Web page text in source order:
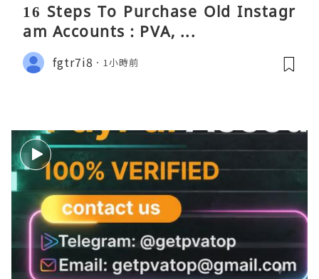
16 Steps To Purchase Old Instagr
am Accounts : PVA, ...
fgtr7i8 1小時前